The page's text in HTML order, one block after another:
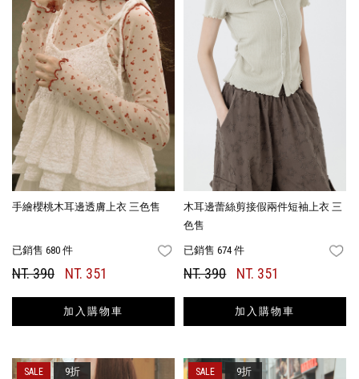
手繪櫻桃木耳邊透膚上衣 三色售
已銷售 680 件 FAVORITES
NT. 390 NT. 351
加入購物車
木耳邊蕾絲剪接假兩件短袖上衣 三
色售
已銷售 674 件
NT. 390 NT. 351
加入購物車
9折 9折